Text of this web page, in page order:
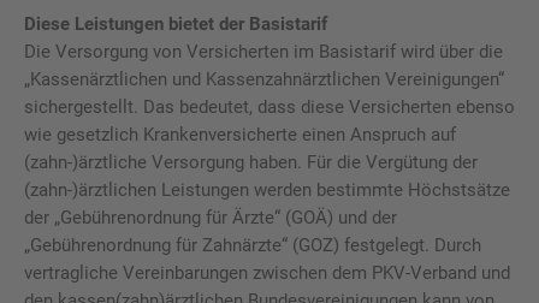
Diese Leistungen bietet der Basistarif
Die Versorgung von Versicherten im Basistarif wird über die
„Kassenärztlichen und Kassenzahnärztlichen Vereinigungen“
sichergestellt. Das bedeutet, dass diese Versicherten ebenso
wie gesetzlich Krankenversicherte einen Anspruch auf
(zahn-)ärztliche Versorgung haben. Für die Vergütung der
(zahn-)ärztlichen Leistungen werden bestimmte Höchstsätze
der „Gebührenordnung für Ärzte“ (GOÄ) und der
„Gebührenordnung für Zahnärzte“ (GOZ) festgelegt. Durch
vertragliche Vereinbarungen zwischen dem PKV-Verband und